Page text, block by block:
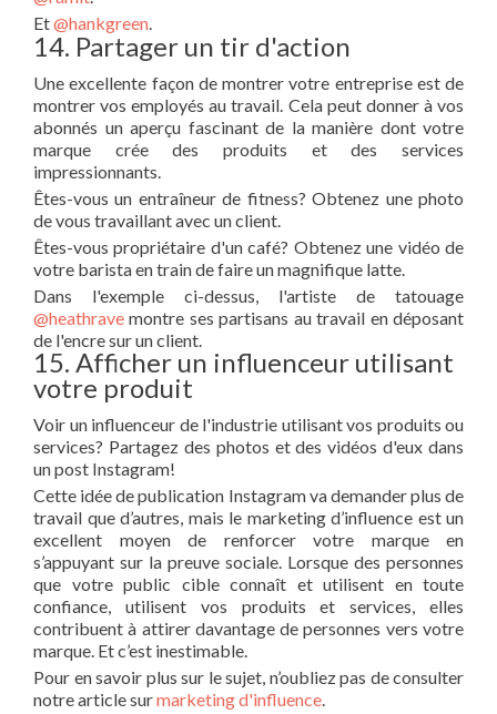
Et@hankgreen.
14. Partager un tir d'action
Une excellente façon de montrer votre entreprise est de
montrer vos employés au travail. Cela peut donner à vos
abonnés un aperçu fascinant de la manière dont votre
marque crée des produits et des services
impressionnants.
Êtes-vous un entraîneur de fitness? Obtenez une photo
de vous travaillant avec un client.
Êtes-vous propriétaire d'un café? Obtenez une vidéo de
votre barista en train de faire un magnifique latte.
Dans l'exemple ci-dessus, l'artiste de tatouage
@heathrave montre ses partisans au travail en déposant
de l'encre sur un client.
15. Afficher un influenceur utilisant
votre produit
Voir un influenceur de l'industrie utilisant vos produits ou
services? Partagez des photos et des vidéos d'eux dans
un post Instagram!
Cette idée de publication Instagram va demander plus de
travail que d’autres, mais le marketing d’influence est un
excellent moyen de renforcer votre marque en
s’appuyant sur la preuve sociale. Lorsque des personnes
que votre public cible connaît et utilisent en toute
confiance, utilisent vos produits et services, elles
contribuent à attirer davantage de personnes vers votre
marque. Et c’est inestimable.
Pour en savoir plus sur le sujet, n’oubliez pas de consulter
notre article surmarketing d'influence.